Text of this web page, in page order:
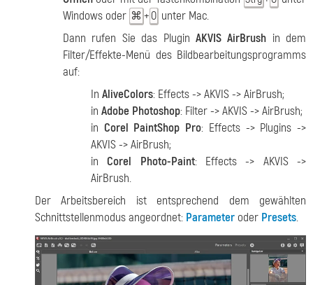
Windows oder ⌘ + O unter Mac.
Dann rufen Sie das Plugin AKVIS AirBrush in dem
Filter/Effekte-Menü des Bildbearbeitungsprogramms
auf:
In AliveColors: Effects -> AKVIS -> AirBrush;
in Adobe Photoshop: Filter -> AKVIS -> AirBrush;
in Corel PaintShop Pro: Effects -> Plugins ->
AKVIS -> AirBrush;
inCorel Photo-Paint: Effects -> AKVIS ->
AirBrush.
Der Arbeitsbereich ist entsprechend dem gewählten
Schnittstellenmodus angeordnet: Parameter oder Presets.